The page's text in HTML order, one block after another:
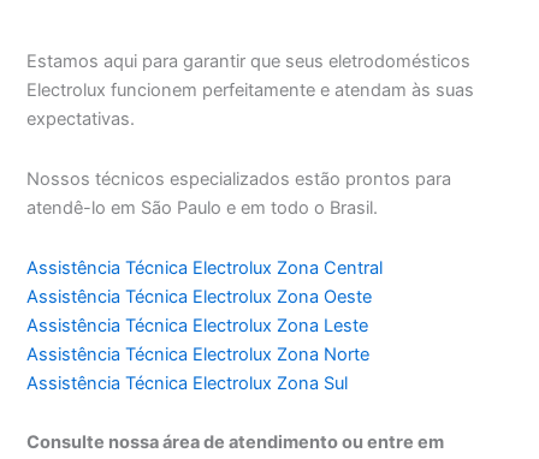
Estamos aqui para garantir que seus eletrodomésticos
Electrolux funcionem perfeitamente e atendam às suas
expectativas.
Nossos técnicos especializados estão prontos para
atendê-lo em São Paulo e em todo o Brasil.
Assistência Técnica Electrolux Zona Central
Assistência Técnica Electrolux Zona Oeste
Assistência Técnica Electrolux Zona Leste
Assistência Técnica Electrolux Zona Norte
Assistência Técnica Electrolux Zona Sul
Consulte nossa área de atendimento ou entre em